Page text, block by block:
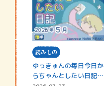
読みもの
ゆっきゅんの毎日今日か
らちゃんとしたい日記